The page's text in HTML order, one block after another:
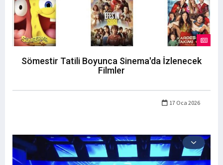
Sömestir Tatili Boyunca Sinema'da İzlenecek
Filmler
17 Oca 2026